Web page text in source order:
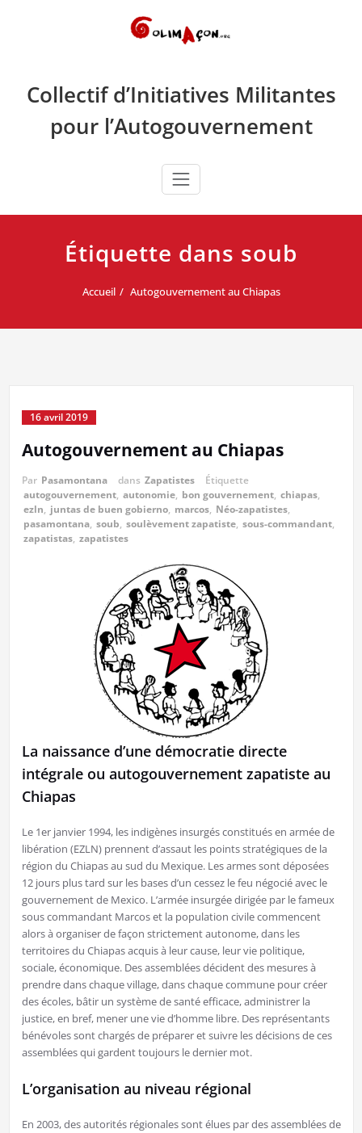
Collectif d’Initiatives Militantes
pour l’Autogouvernement
Étiquette dans soub
Accueil Autogouvernement au Chiapas
16 avril 2019
Autogouvernement au Chiapas
Par Pasamontana dans Zapatistes
Étiquette
autogouvernement, autonomie, bon gouvernement, chiapas,
ezln, juntas de buen gobierno, marcos, Néo-zapatistes,
pasamontana, soub, soulèvement zapatiste, sous-commandant,
zapatistas, zapatistes
La naissance d’une démocratie directe
intégrale ou autogouvernement zapatiste au
Chiapas
Le 1er janvier 1994, les indigènes insurgés constitués en armée de
libération (EZLN) prennent d’assaut les points stratégiques de la
région du Chiapas au sud du Mexique. Les armes sont déposées
12 jours plus tard sur les bases d’un cessez le feu négocié avec le
gouvernement de Mexico. L’armée insurgée dirigée par le fameux
sous commandant Marcos et la population civile commencent
alors à organiser de façon strictement autonome, dans les
territoires du Chiapas acquis à leur cause, leur vie politique,
sociale, économique. Des assemblées décident des mesures à
prendre dans chaque village, dans chaque commune pour créer
des écoles, bâtir un système de santé efficace, administrer la
justice, en bref, mener une vie d’homme libre. Des représentants
bénévoles sont chargés de préparer et suivre les décisions de ces
assemblées qui gardent toujours le dernier mot.
L’organisation au niveau régional
En 2003, des autorités régionales sont élues par des assemblées de